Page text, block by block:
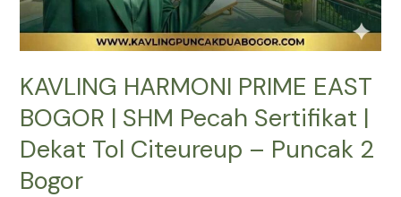
KAVLING HARMONI PRIME EAST
BOGOR | SHM Pecah Sertifikat |
Dekat Tol Citeureup – Puncak 2
Bogor
2